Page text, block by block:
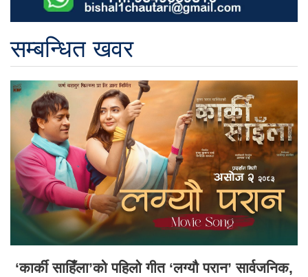
सम्बन्धित खवर
‘कार्की साहिँला’को पहिलो गीत ‘लग्यौ परान’ सार्वजनिक,